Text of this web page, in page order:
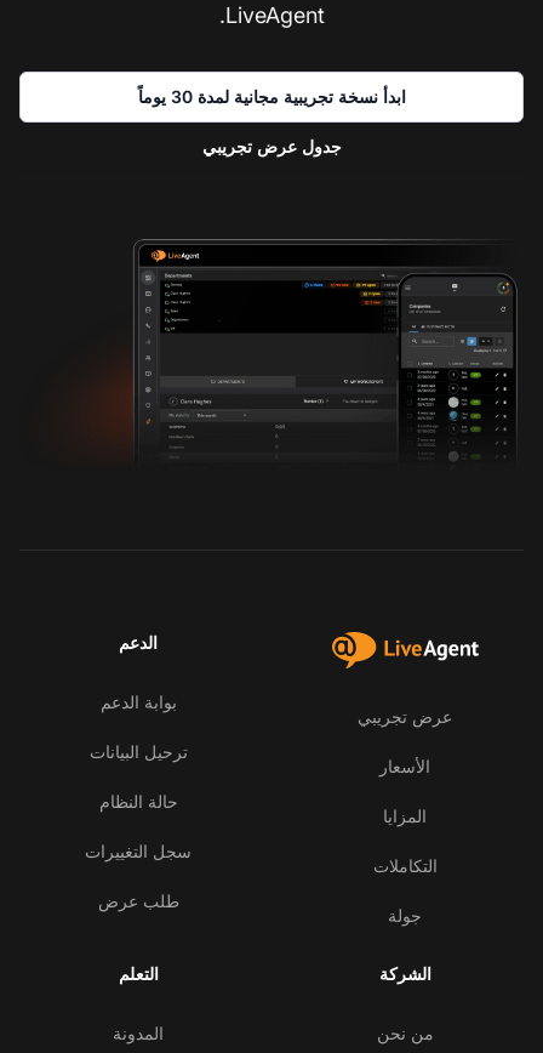
LiveAgent.
ابدأ نسخة تجريبية مجانية لمدة 30 يوماً
جدول عرض تجريبي
عرض تجريبي
الأسعار
المزايا
التكاملات
جولة
الدعم
بوابة الدعم
ترحيل البيانات
حالة النظام
سجل التغييرات
طلب عرض
الشركة
من نحن
التعلم
المدونة